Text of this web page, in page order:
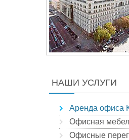
НАШИ УСЛУГИ
Аренда офиса
Офисная
Офисные